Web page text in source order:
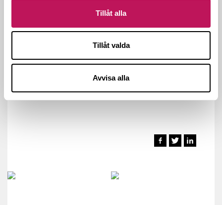
Tillåt alla
Tillåt valda
Avvisa alla
Forsen Samverkan
Genomförandetid: Mars 2017 – feb 2018
2 754 kvm BOA
Arkitekter: Kanozi Arkitekter